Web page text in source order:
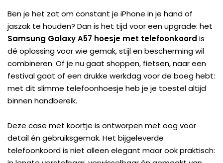
Ben je het zat om constant je iPhone in je hand of
jaszak te houden? Dan is het tijd voor een upgrade: het
Samsung Galaxy A57 hoesje met telefoonkoord is
dé oplossing voor wie gemak, stijl en bescherming wil
combineren. Of je nu gaat shoppen, fietsen, naar een
festival gaat of een drukke werkdag voor de boeg hebt:
met dit slimme telefoonhoesje heb je je toestel altijd
binnen handbereik.
Deze case met koortje is ontworpen met oog voor
detail én gebruiksgemak. Het bijgeleverde
telefoonkoord is niet alleen elegant maar ook praktisch: